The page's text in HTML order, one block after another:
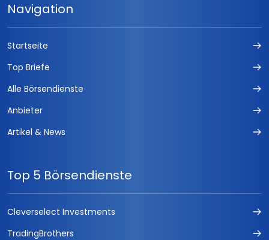
Navigation
Startseite
Top Briefe
Alle Börsendienste
Anbieter
Artikel & News
Top 5 Börsendienste
Cleverselect Investments
TradingBrothers